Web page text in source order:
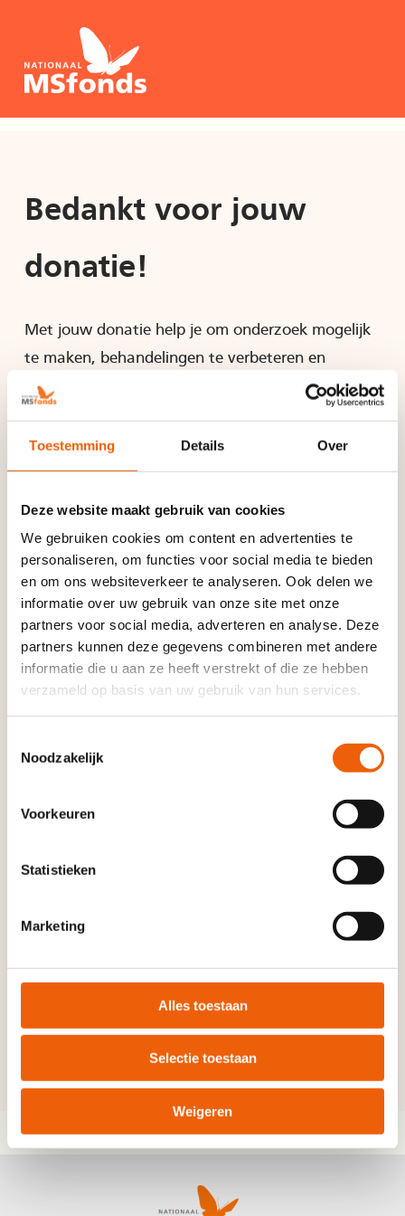
Toestemming Details Over
Deze website maakt gebruik van cookies
We gebruiken cookies om content en advertenties te
personaliseren, om functies voor social media te bieden
en om ons websiteverkeer te analyseren. Ook delen we
informatie over uw gebruik van onze site met onze
partners voor social media, adverteren en analyse. Deze
partners kunnen deze gegevens combineren met andere
informatie die u aan ze heeft verstrekt of die ze hebben
verzameld op basis van uw gebruik van hun services.
Noodzakelijk
Voorkeuren
Statistieken
Marketing
Alles toestaan
Selectie toestaan
Weigeren
Bedankt voor jouw
donatie!
Met jouw donatie help je om onderzoek mogelijk
te maken, behandelingen te verbeteren en
stappen te zetten richting een toekomst zonder
leven met MS maakt jouw bijdrage écht verschil.
symbolisch gebaar dat staat voor hoop en
verbondenheid.